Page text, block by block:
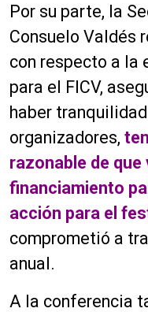
Por su parte, la
Consuelo Valdés
con respecto a la
para el FICV,
haber
organizadores,
razonable de que
financiamiento
acción para el
comprometió a
anual.
A la conferencia